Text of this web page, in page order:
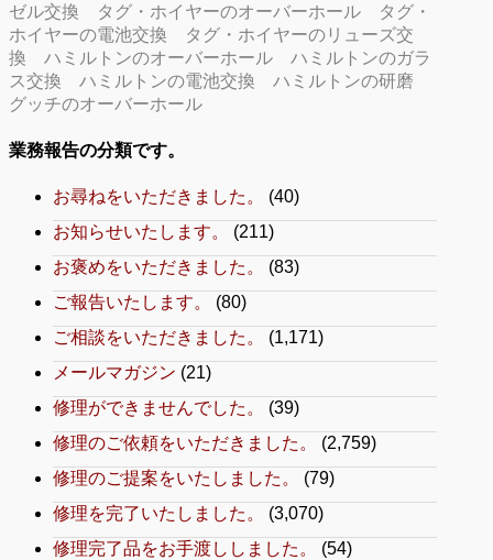
ゼル交換
タグ・ホイヤーのオーバーホール
タグ・
ホイヤーの電池交換
タグ・ホイヤーのリューズ交
換
ハミルトンのオーバーホール
ハミルトンのガラ
ス交換
ハミルトンの電池交換
ハミルトンの研磨
グッチのオーバーホール
業務報告の分類です。
お尋ねをいただきました。
(40)
お知らせいたします。
(211)
お褒めをいただきました。
(83)
ご報告いたします。
(80)
ご相談をいただきました。
(1,171)
メールマガジン (21)
修理ができませんでした。
(39)
修理のご依頼をいただきました。
(2,759)
修理のご提案をいたしました。
(79)
修理を完了いたしました。
(3,070)
修理完了品をお手渡ししました。
(54)